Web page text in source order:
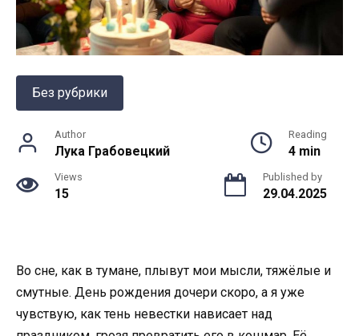
Без рубрики
Author
Лука Грабовецкий
Reading
4 min
Views
15
Published by
29.04.2025
Во сне, как в тумане, плывут мои мысли, тяжёлые и
смутные. День рождения дочери скоро, а я уже
чувствую, как тень невестки нависает над